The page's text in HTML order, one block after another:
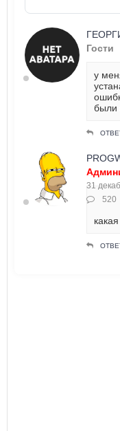
Гости
у
были
31
520